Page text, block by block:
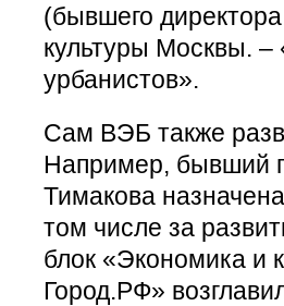
(бывшего
культуры Москвы.
урбанистов».
Сам ВЭБ также
Например, бывший
Тимакова
том числе за
блок «Экономика и
Город.РФ»